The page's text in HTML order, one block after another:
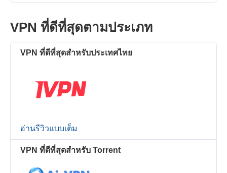
VPN ที่ดีที่สุดตามประเภท
VPN ที่ดีที่สุดสำหรับประเทศไทย
อ่านรีวิวแบบเต็ม
VPN ที่ดีที่สุดสำหรับ Torrent